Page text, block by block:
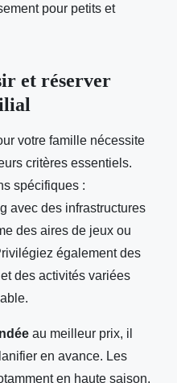
pour petits et
et réserver
votre famille nécessite
critères essentiels.
spécifiques :
avec des infrastructures
des aires de jeux ou
également des
des activités variées
au meilleur prix, il
en avance. Les
en haute saison,